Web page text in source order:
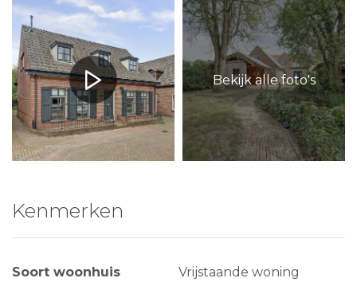
Bekijk alle foto's
Kenmerken
Soort woonhuis
Vrijstaande woning